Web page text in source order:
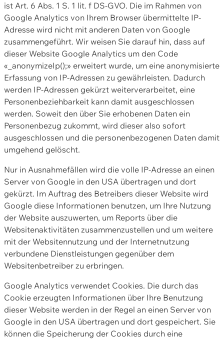
ist Art. 6 Abs. 1 S. 1 lit. f DS-GVO. Die im Rahmen von
Google Analytics von Ihrem Browser übermittelte IP-
Adresse wird nicht mit anderen Daten von Google
zusammengeführt. Wir weisen Sie darauf hin, dass auf
dieser Website Google Analytics um den Code
«_anonymizeIp();» erweitert wurde, um eine anonymisierte
Erfassung von IP-Adressen zu gewährleisten. Dadurch
werden IP-Adressen gekürzt weiterverarbeitet, eine
Personenbeziehbarkeit kann damit ausgeschlossen
werden. Soweit den über Sie erhobenen Daten ein
Personenbezug zukommt, wird dieser also sofort
ausgeschlossen und die personenbezogenen Daten damit
umgehend gelöscht.
Nur in Ausnahmefällen wird die volle IP-Adresse an einen
Server von Google in den USA übertragen und dort
gekürzt. Im Auftrag des Betreibers dieser Website wird
Google diese Informationen benutzen, um Ihre Nutzung
der Website auszuwerten, um Reports über die
Websitenaktivitäten zusammenzustellen und um weitere
mit der Websitennutzung und der Internetnutzung
verbundene Dienstleistungen gegenüber dem
Websitenbetreiber zu erbringen.
Google Analytics verwendet Cookies. Die durch das
Cookie erzeugten Informationen über Ihre Benutzung
dieser Website werden in der Regel an einen Server von
Google in den USA übertragen und dort gespeichert. Sie
können die Speicherung der Cookies durch eine